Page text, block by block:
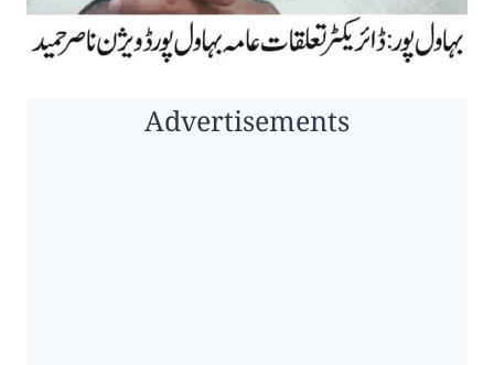
Advertisements